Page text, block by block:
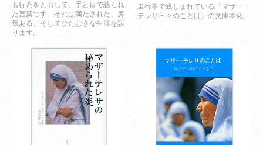
も行為をとおして、手と目で語られ
た言葉です。それは満たされた、勇
気ある、そしてひたむきな生涯を語
ります。
単行本で親しまれている『マザー・
テレサ日々のことば』の文庫本化。